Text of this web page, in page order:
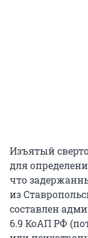
Изъятый
для
что
из
составлен
6.9 КоАП РФ